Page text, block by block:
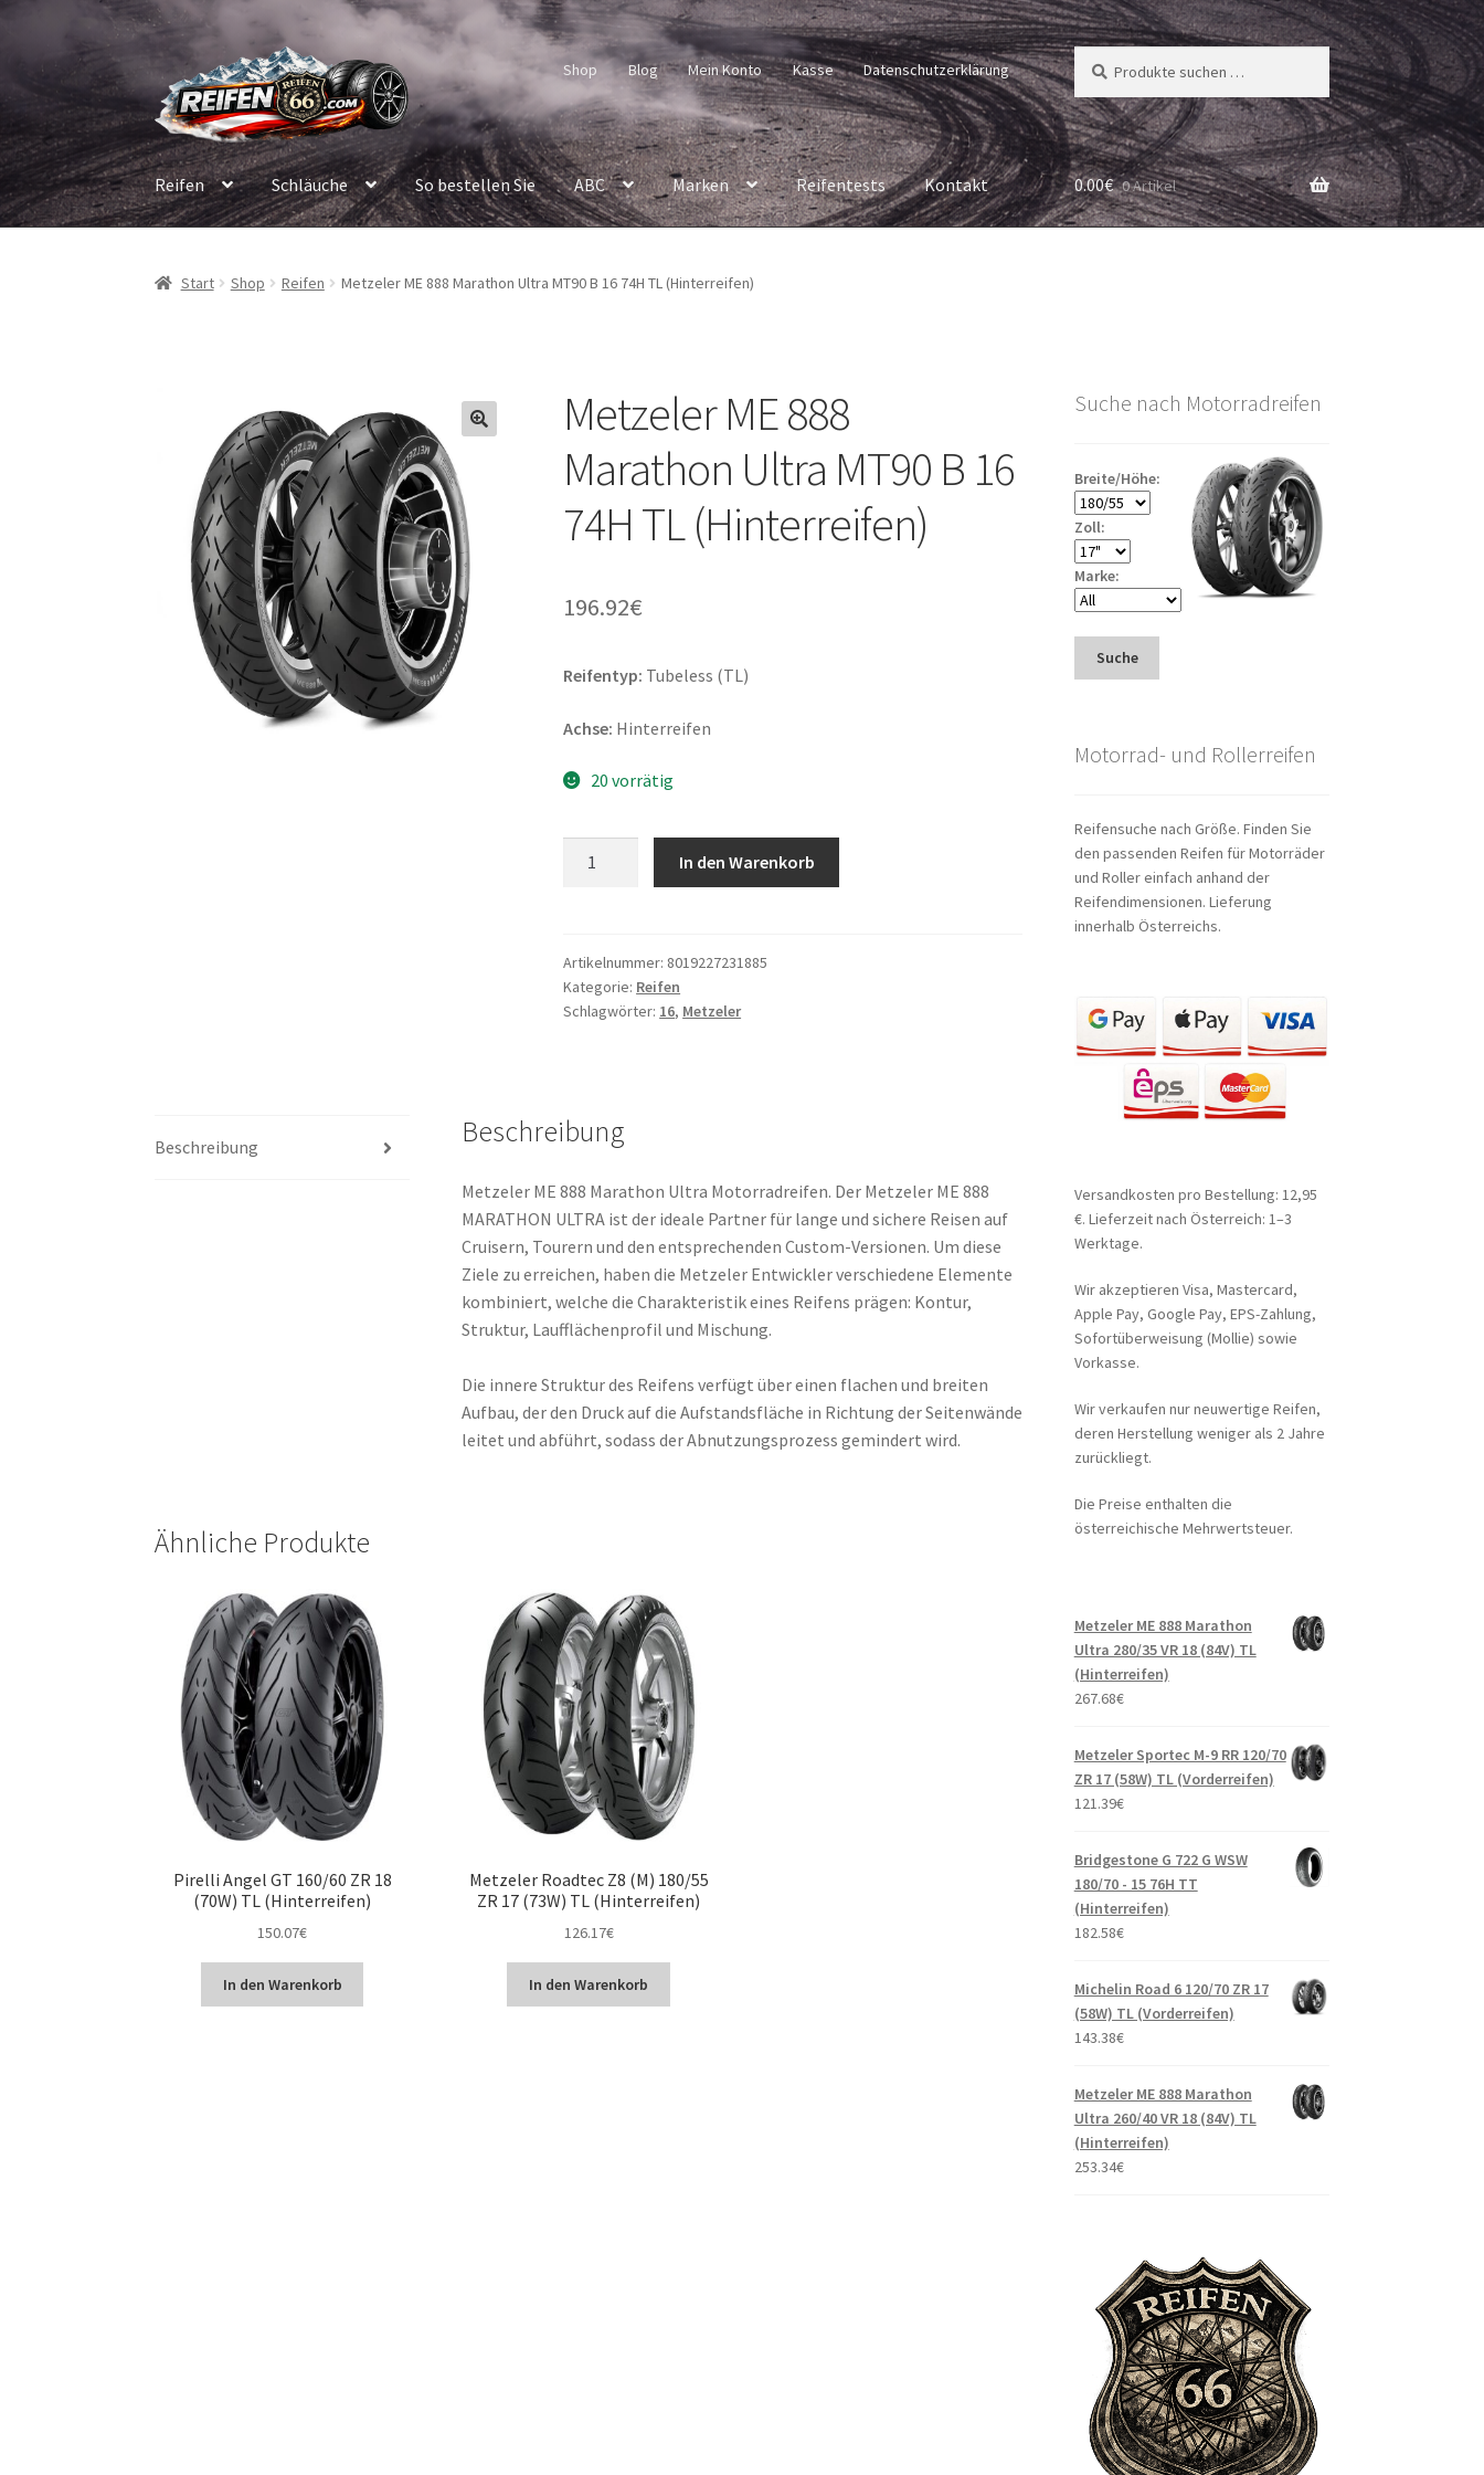
Navigation
springen
Inhalt
springen
Shop Blog Mein Konto Kasse Datenschutzerklärung
Suchen
nach:
Suchen
Reifen Schläuche So bestellen Sie ABC Marken Reifentests Kontakt 0.00€ 0 Artikel
Start Shop Reifen Metzeler ME 888 Marathon Ultra MT90 B 16 74H TL (Hinterreifen)
Metzeler ME 888
Marathon Ultra MT90 B 16
74H TL (Hinterreifen)
196.92€
Reifentyp: Tubeless (TL)
Achse: Hinterreifen
20 vorrätig
Ultra
MT90
B
(Hinterreifen)
Menge
In den Warenkorb
Artikelnummer: 8019227231885
Kategorie: Reifen
Schlagwörter: 16, Metzeler
Beschreibung Beschreibung
Metzeler ME 888 Marathon Ultra Motorradreifen. Der Metzeler ME 888
MARATHON ULTRA ist der ideale Partner für lange und sichere Reisen auf
Cruisern, Tourern und den entsprechenden Custom-Versionen. Um diese
Ziele zu erreichen, haben die Metzeler Entwickler verschiedene Elemente
kombiniert, welche die Charakteristik eines Reifens prägen: Kontur,
Struktur, Laufflächenprofil und Mischung.
Die innere Struktur des Reifens verfügt über einen flachen und breiten
Aufbau, der den Druck auf die Aufstandsfläche in Richtung der Seitenwände
leitet und abführt, sodass der Abnutzungsprozess gemindert wird.
Ähnliche Produkte
Pirelli Angel GT 160/60 ZR 18
(70W) TL (Hinterreifen)
150.07€
In den Warenkorb
Metzeler Roadtec Z8 (M) 180/55
ZR 17 (73W) TL (Hinterreifen)
126.17€
In den Warenkorb
Suche nach Motorradreifen
Breite/Höhe:
Zoll:
Marke:
Suche
Motorrad- und Rollerreifen
Reifensuche nach Größe. Finden Sie
den passenden Reifen für Motorräder
und Roller einfach anhand der
Reifendimensionen. Lieferung
innerhalb Österreichs.
Versandkosten pro Bestellung: 12,95
€. Lieferzeit nach Österreich: 1–3
Werktage.
Wir akzeptieren Visa, Mastercard,
Apple Pay, Google Pay, EPS-Zahlung,
Sofortüberweisung (Mollie) sowie
Vorkasse.
Wir verkaufen nur neuwertige Reifen,
deren Herstellung weniger als 2 Jahre
zurückliegt.
Die Preise enthalten die
österreichische Mehrwertsteuer.
Metzeler ME 888 Marathon
Ultra 280/35 VR 18 (84V) TL
(Hinterreifen)
267.68€
Metzeler Sportec M-9 RR 120/70
ZR 17 (58W) TL (Vorderreifen)
121.39€
Bridgestone G 722 G WSW
180/70 - 15 76H TT
(Hinterreifen)
182.58€
Michelin Road 6 120/70 ZR 17
(58W) TL (Vorderreifen)
143.38€
Metzeler ME 888 Marathon
Ultra 260/40 VR 18 (84V) TL
(Hinterreifen)
253.34€